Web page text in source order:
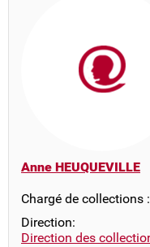
Anne HEUQUEVILLE
Chargé de collections
Direction:
Direction des